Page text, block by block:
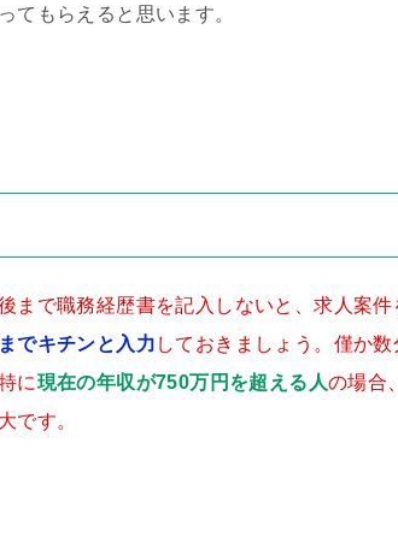
てもらえると思います。
まで職務経歴書を記入しないと、求人案
でキチンと入力 しておきましょう。僅か
に現在の年収が750万円を超える人の場合
です。